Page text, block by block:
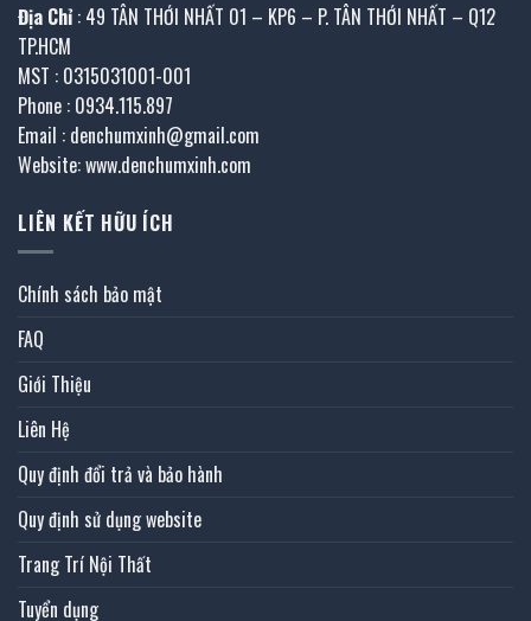
Địa Chỉ : 49 TÂN THỚI NHẤT 01 – KP6 – P. TÂN THỚI NHẤT – Q12
TP.HCM
MST : 0315031001-001
Phone : 0934.115.897
Email : denchumxinh@gmail.com
Website: www.denchumxinh.com
LIÊN KẾT HỮU ÍCH
Chính sách bảo mật
FAQ
Giới Thiệu
Liên Hệ
Quy định đổi trả và bảo hành
Quy định sử dụng website
Trang Trí Nội Thất
Tuyển dụng